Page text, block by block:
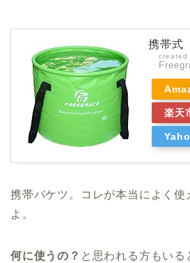
携帯式
created
楽天
携帯バケツ。コレが本当によく使
よ。
何に使うの？ と思われる方もい